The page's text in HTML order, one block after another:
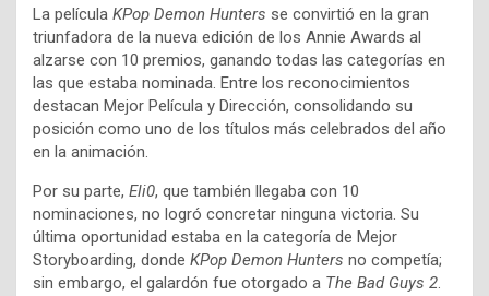
La película KPop Demon Hunters se convirtió en la gran
triunfadora de la nueva edición de los Annie Awards al
alzarse con 10 premios, ganando todas las categorías en
las que estaba nominada. Entre los reconocimientos
destacan Mejor Película y Dirección, consolidando su
posición como uno de los títulos más celebrados del año
en la animación.
Por su parte, Eli0, que también llegaba con 10
nominaciones, no logró concretar ninguna victoria. Su
última oportunidad estaba en la categoría de Mejor
Storyboarding, donde KPop Demon Hunters no competía;
sin embargo, el galardón fue otorgado a The Bad Guys 2.